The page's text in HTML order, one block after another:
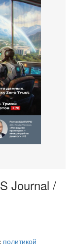
Journal /
политикой